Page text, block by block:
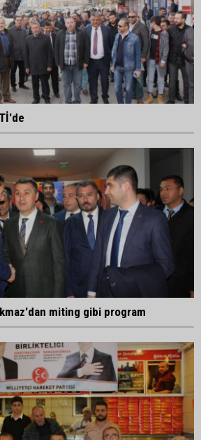
miting gibi program